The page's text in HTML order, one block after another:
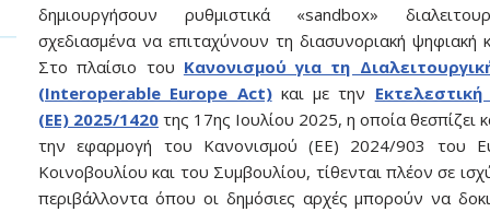
δημιουργήσουν ρυθμιστικά «sandbox»
σχεδιασμένα να επιταχύνουν τη διασυνοριακή ψηφιακή
Στο πλαίσιο του Κανονισμού για τη
(Interoperable Europe Act)και με την
(ΕΕ) 2025/1420 της 17ης Ιουλίου 2025, η οποία θεσπίζει
την εφαρμογή του Κανονισμού (ΕΕ) 2024/903 του
Κοινοβουλίου και του Συμβουλίου, τίθενται πλέον σε
περιβάλλοντα όπου οι δημόσιες αρχές μπορούν να